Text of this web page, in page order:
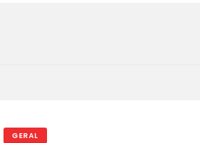
GERAL